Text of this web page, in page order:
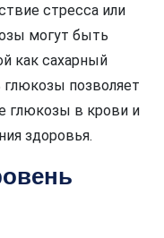
стресса или
могут быть
как сахарный
глюкозы позволяет
глюкозы в крови и
здоровья.